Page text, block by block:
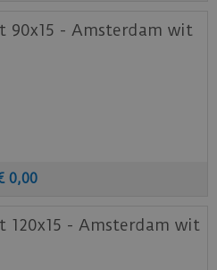
90x15 - Amsterdam wit
0,00
120x15 - Amsterdam wit